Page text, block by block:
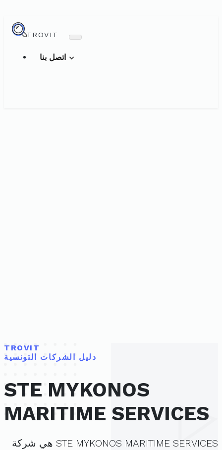
TROVIT
TROVIT
دليل الشركات التونسية
STE MYKONOS
MARITIME SERVICES
STE MYKONOS MARITIME SERVICES هي شركة